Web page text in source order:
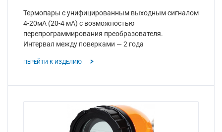
Термопары с унифицированным выходным сигналом
4-20мА (20-4 мА) с возможностью
перепрограммирования преобразователя.
Интервал между поверками — 2 года
ПЕРЕЙТИ К ИЗДЕЛИЮ